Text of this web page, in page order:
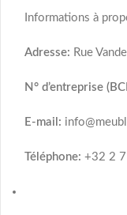
Informations à
Adresse: Rue
N° d’entreprise
E-mail:
Téléphone: +32 2